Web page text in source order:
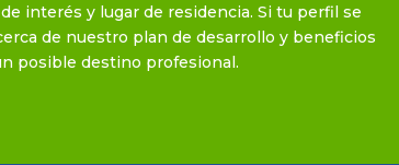
interés y lugar de residencia. Si tu perfil se
de nuestro plan de desarrollo y beneficios
posible destino profesional.